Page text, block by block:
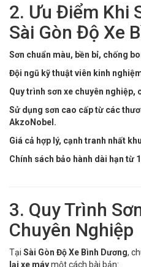
2. Ưu Điểm Khi
Sài Gòn Độ Xe
Sơn chuẩn màu, bền bỉ, chống
Đội ngũ kỹ thuật viên kinh
Quy trình sơn xe chuyên nghiệp,
Sử dụng sơn cao cấp từ các
AkzoNobel.
Giá cả hợp lý, cạnh tranh nhất
Chính sách bảo hành dài hạn từ
3. Quy Trình
Chuyên Nghiệp
Tại Sài Gòn Độ Xe Bình Dương,
lại xe máymột cách bài bản: